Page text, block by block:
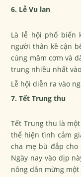
6. Lễ Vu lan
Là lễ hội phố biến
người thân kề cận
cúng mâm cơm và
trung nhiều nhất
Lễ hội diễn ra vào
7. Tết Trung thu
Tết Trung thu là
thể hiện tình cảm
cha mẹ bù đắp
Ngày nay vào dịp
nông dân mừng